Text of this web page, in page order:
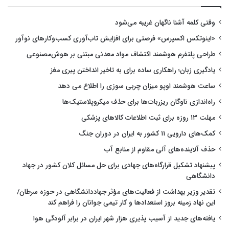
وقتی کلمه آشنا ناگهان غریبه می‌شود
«اینوتکس اکسپرس» فرصتی برای افزایش تاب‌آوری کسب‌وکارهای نوآور
طراحی پلتفرم هوشمند اکتشاف مواد معدنی مبتنی بر هوش‌مصنوعی
یادگیری زبان؛ راهکاری ساده برای به تاخیر انداختن پیری مغز
ساعت هوشمند اوپو میزان چربی سوزی را اطلاع می دهد
راه‌اندازی ناوگان ریزربات‌ها برای حذف میکروپلاستیک‌ها
مهلت ۱۳ روزه برای ثبت اطلاعات کالاهای پزشکی
کمک‌های دارویی ۱۱ کشور به ایران در دوران جنگ
حذف آلاینده‌های آلی مقاوم از منابع آب
پیشنهاد تشکیل قرارگاه‌های جهادی برای حل مسائل کلان کشور در جهاد
دانشگاهی
تقدیر وزیر بهداشت از فعالیت‌های مؤثر جهاددانشگاهی در حوزه سرطان/
این نهاد زمینه بروز استعدادها و کار تیمی جوانان را فراهم کند
یافته‌های جدید از آسیب پذیری هزار شهر ایران در برابر آلودگی هوا